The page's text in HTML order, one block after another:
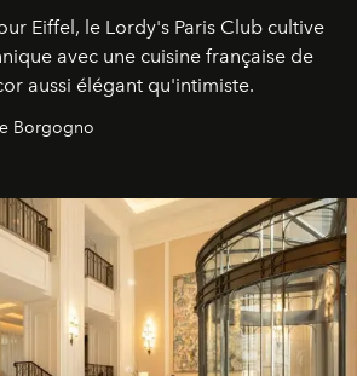
Eiffel, le Lordy's Paris Club cultive
avec une cuisine française de
aussi élégant qu'intimiste.
Borgogno